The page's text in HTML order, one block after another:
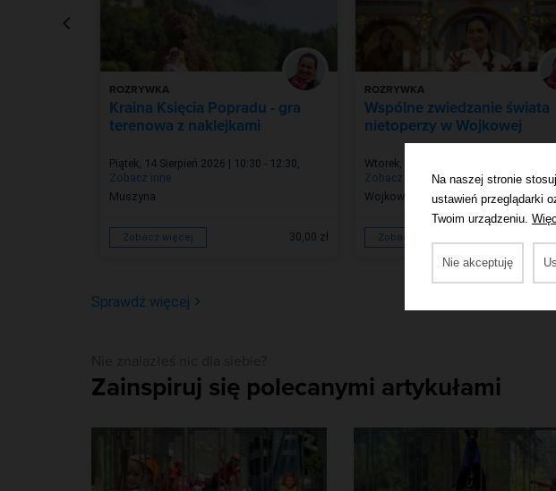
ROZRYWKA
Kraina Księcia Popradu - gra
terenowa z naklejkami
Piątek, 14 Sierpień 2026 | 10:30 - 12:30,
Zobacz inne
Muszyna
Zobacz więcej 30,00 zł
ROZRYWKA
Wspólne zwiedzanie świata
nietoperzy w Wojkowej
Wtorek, 11 Sierpień 2026 | 19:00 - 21:00
Zobacz inne
Wojkowa
Zobacz więcej
Sprawdź więcej
Zainspiruj się polecanymi artykułami
Na naszej stronie
ustawień przeglądarki
Twoim urządzeniu.
Nie akceptuję